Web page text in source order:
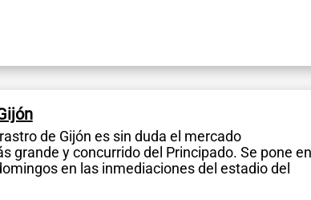
de Gijón es sin duda el mercado
grande y concurrido del Principado. Se pone en
en las inmediaciones del estadio del